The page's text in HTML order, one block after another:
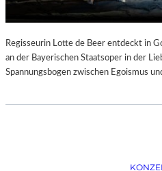
Regisseurin Lotte de Beer entdeckt in
an der Bayerischen Staatsoper in der
Spannungsbogen zwischen Egoismus